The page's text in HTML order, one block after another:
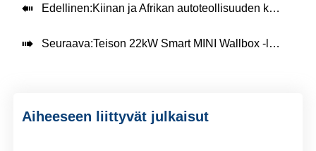
 Edellinen:Kiinan ja Afrikan autoteollisuuden kehitysfoorumissa keskustellaan yhteistyön vahvistamisesta uusien energiajoneuvojen alalla.
 Seuraava:Teison 22kW Smart MINI Wallbox -laturi asennettu Thaimaahan, 2025
Aiheeseen liittyvät julkaisut